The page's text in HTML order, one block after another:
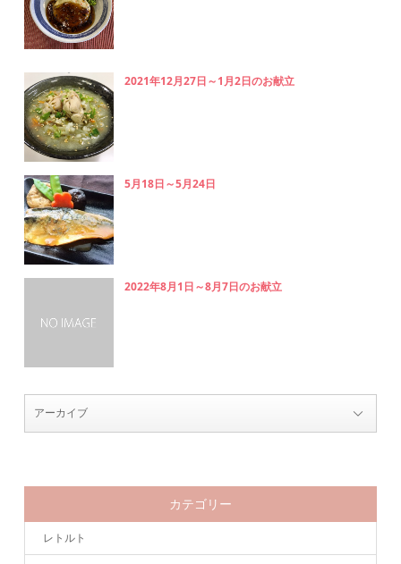
2021年12月27日～1月2日のお献立
5月18日～5月24日
2022年8月1日～8月7日のお献立
カテゴリー
レトルト